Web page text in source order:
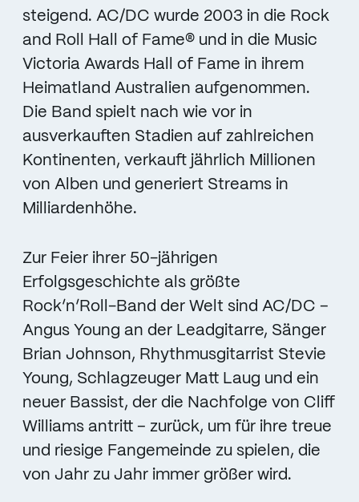
steigend. AC/DC wurde 2003 in die Rock
and Roll Hall of Fame® und in die Music
Victoria Awards Hall of Fame in ihrem
Heimatland Australien aufgenommen.
Die Band spielt nach wie vor in
ausverkauften Stadien auf zahlreichen
Kontinenten, verkauft jährlich Millionen
von Alben und generiert Streams in
Milliardenhöhe.
Zur Feier ihrer 50-jährigen
Erfolgsgeschichte als größte
Rock’n’Roll-Band der Welt sind AC/DC –
Angus Young an der Leadgitarre, Sänger
Brian Johnson, Rhythmusgitarrist Stevie
Young, Schlagzeuger Matt Laug und ein
neuer Bassist, der die Nachfolge von Cliff
Williams antritt – zurück, um für ihre treue
und riesige Fangemeinde zu spielen, die
von Jahr zu Jahr immer größer wird.